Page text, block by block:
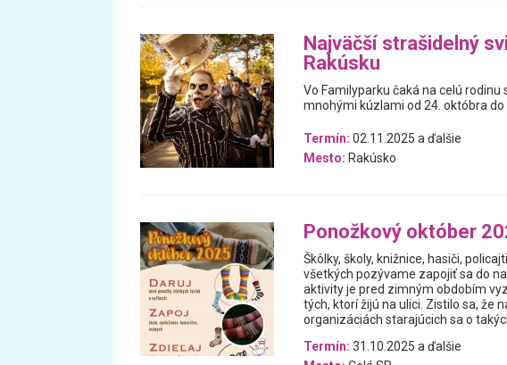
Najväčší strašidelný
Rakúsku
Vo Familyparku čaká na celú
mnohými kúzlami od 24. októbra do
Termín: 02.11.2025 a ďalšie
Mesto: Rakúsko
Ponožkový október
Škôlky, školy, knižnice, hasiči,
všetkých pozývame zapojiť sa do
aktivity je pred zimným obdobím
tých, ktorí žijú na ulici. Zistilo sa, že
organizáciách starajúcich sa o
Termín: 31.10.2025 a ďalšie